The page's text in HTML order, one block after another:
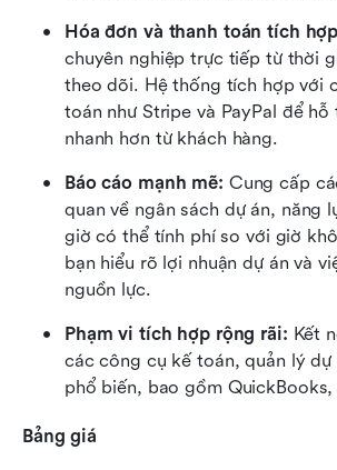
Hóa đơn và thanh toán tích
chuyên nghiệp trực tiếp từ thời
theo dõi. Hệ thống tích hợp với
toán như Stripe và PayPal để
nhanh hơn từ khách hàng.
Báo cáo mạnh mẽ: Cung cấp
quan về ngân sách dự án, năng
giờ có thể tính phí so với giờ
bạn hiểu rõ lợi nhuận dự án và
nguồn lực.
Phạm vi tích hợp rộng rãi: Kết
các công cụ kế toán, quản lý dự
phổ biến, bao gồm QuickBooks,
Bảng giá